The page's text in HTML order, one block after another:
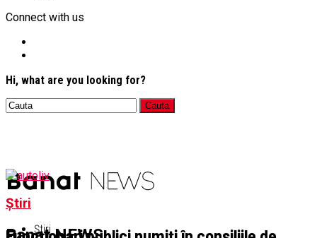
Connect with us
Hi, what are you looking for?
Știri
Știri